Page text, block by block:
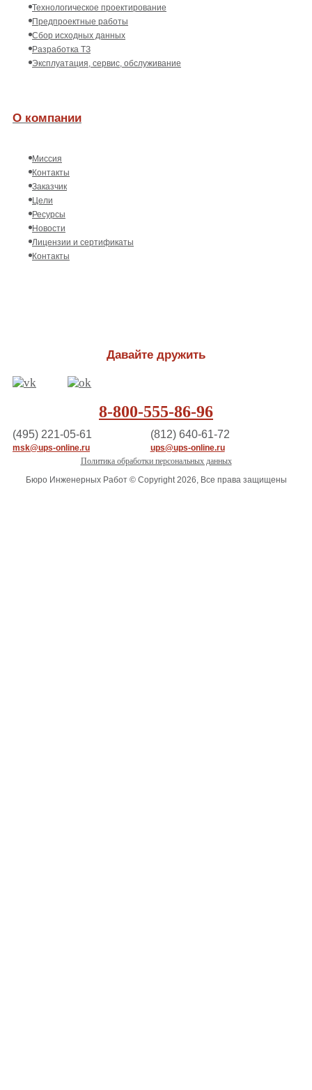
Технологическое проектирование
Предпроектные работы
Сбор исходных данных
Разработка ТЗ
Эксплуатация, сервис, обслуживание
О компании
Миссия
Контакты
Заказчик
Цели
Ресурсы
Новости
Лицензии и сертификаты
Контакты
Давайте дружить
8-800-555-86-96
(495) 221-05-61
msk@ups-online.ru
(812) 640-61-72
ups@ups-online.ru
Политика обработки персональных данных
Бюро Инженерных Работ © Copyright 2026, Все права защищены